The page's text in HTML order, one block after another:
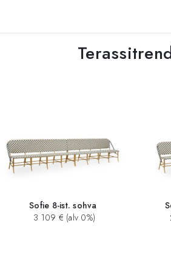
Sofie 8-ist. sohva
3 109 € (alv 0%)